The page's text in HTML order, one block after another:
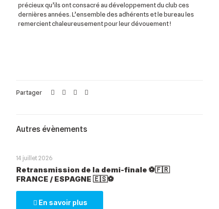
précieux qu’ils ont consacré au développement du club ces
dernières années. L’ensemble des adhérents et le bureau les
remercient chaleureusement pour leur dévouement !
Partager
Autres évènements
14 juillet 2026
Retransmission de la demi-finale ⚽️🇫🇷
FRANCE / ESPAGNE 🇪🇸⚽️
En savoir plus